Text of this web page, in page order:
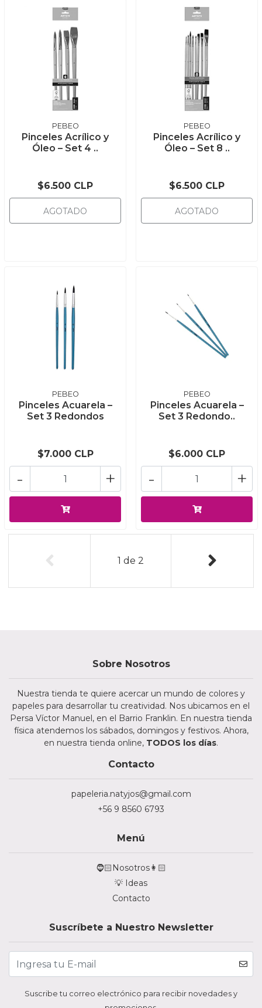
PEBEO
Pinceles Acrílico y
Óleo – Set 4 ..
$6.500 CLP
AGOTADO
PEBEO
Pinceles Acrílico y
Óleo – Set 8 ..
$6.500 CLP
AGOTADO
PEBEO
Pinceles Acuarela –
Set 3 Redondos
$7.000 CLP
+
-
PEBEO
Pinceles Acuarela –
Set 3 Redondo..
$6.000 CLP
+
-
1 de 2
Sobre Nosotros
Nuestra tienda te quiere acercar un mundo de colores y
papeles para desarrollar tu creatividad. Nos ubicamos en el
Persa Víctor Manuel, en el Barrio Franklin. En nuestra tienda
física atendemos los sábados, domingos y festivos. Ahora,
en nuestra tienda online, TODOS los días.
Contacto
papeleria.natyjos@gmail.com
+56 9 8560 6793
Menú
🧔🏻Nosotros👩🏻
💡 Ideas
Contacto
Suscríbete a Nuestro Newsletter
Suscribe tu correo electrónico para recibir novedades y